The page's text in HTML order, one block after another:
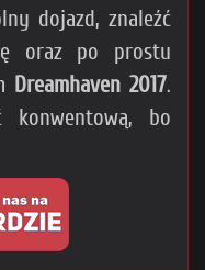
dojazd, znaleźć
oraz po prostu
Dreamhaven 2017.
konwentową, bo